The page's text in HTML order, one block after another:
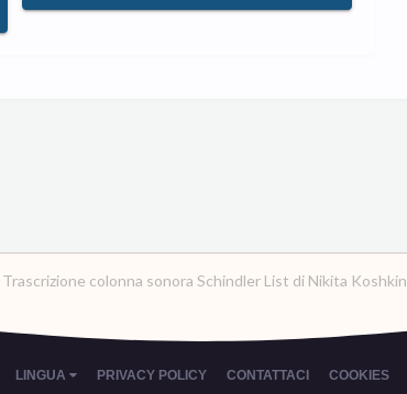
Trascrizione colonna sonora Schindler List di Nikita Koshkin
LINGUA PRIVACY POLICY CONTATTACI
COOKIES